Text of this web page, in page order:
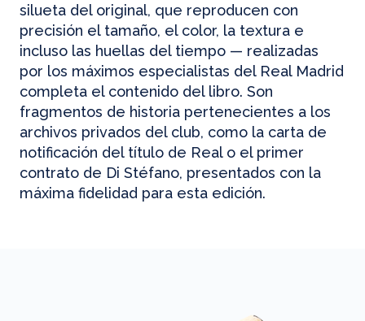
silueta del original, que reproducen con
precisión el tamaño, el color, la textura e
incluso las huellas del tiempo — realizadas
por los máximos especialistas del Real Madrid
completa el contenido del libro. Son
fragmentos de historia pertenecientes a los
archivos privados del club, como la carta de
notificación del título de Real o el primer
contrato de Di Stéfano, presentados con la
máxima fidelidad para esta edición.